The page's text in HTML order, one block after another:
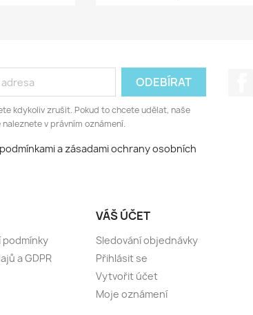
kdykoliv zrušit. Pokud to chcete udělat, naše
v právním oznámení.
a zásadami ochrany osobních
a GDPR
VÁŠ ÚČET
Sledování objednávky
Přihlásit se
Vytvořit účet
Moje oznámení